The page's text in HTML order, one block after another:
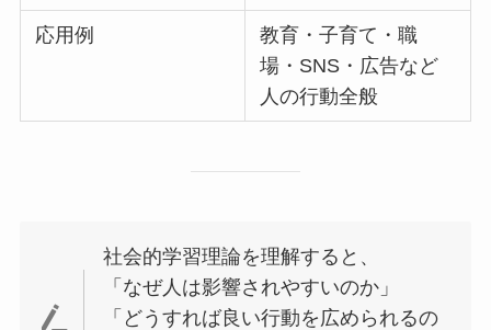
応用例
教育・子育て・職
場・SNS・広告など
人の行動全般
社会的学習理論を理解すると、
「なぜ人は影響されやすいのか」
「どうすれば良い行動を広められるの